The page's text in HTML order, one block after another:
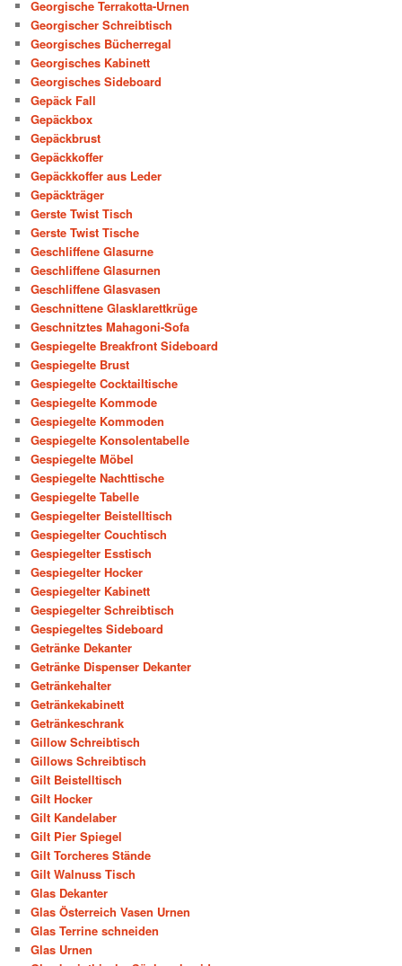
Georgische Terrakotta-Urnen
Georgischer Schreibtisch
Georgisches Bücherregal
Georgisches Kabinett
Georgisches Sideboard
Gepäck Fall
Gepäckbox
Gepäckbrust
Gepäckkoffer
Gepäckkoffer aus Leder
Gepäckträger
Gerste Twist Tisch
Gerste Twist Tische
Geschliffene Glasurne
Geschliffene Glasurnen
Geschliffene Glasvasen
Geschnittene Glasklarettkrüge
Geschnitztes Mahagoni-Sofa
Gespiegelte Breakfront Sideboard
Gespiegelte Brust
Gespiegelte Cocktailtische
Gespiegelte Kommode
Gespiegelte Kommoden
Gespiegelte Konsolentabelle
Gespiegelte Möbel
Gespiegelte Nachttische
Gespiegelte Tabelle
Gespiegelter Beistelltisch
Gespiegelter Couchtisch
Gespiegelter Esstisch
Gespiegelter Hocker
Gespiegelter Kabinett
Gespiegelter Schreibtisch
Gespiegeltes Sideboard
Getränke Dekanter
Getränke Dispenser Dekanter
Getränkehalter
Getränkekabinett
Getränkeschrank
Gillow Schreibtisch
Gillows Schreibtisch
Gilt Beistelltisch
Gilt Hocker
Gilt Kandelaber
Gilt Pier Spiegel
Gilt Torcheres Stände
Gilt Walnuss Tisch
Glas Dekanter
Glas Österreich Vasen Urnen
Glas Terrine schneiden
Glas Urnen